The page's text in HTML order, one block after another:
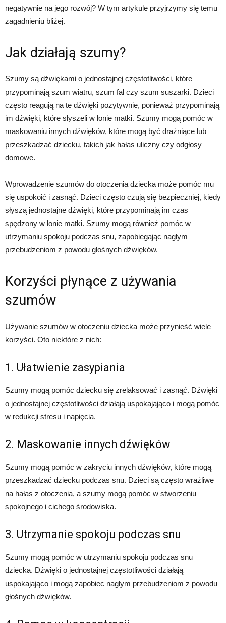
negatywnie na jego rozwój? W tym artykule przyjrzymy się temu
zagadnieniu bliżej.
Jak działają szumy?
Szumy są dźwiękami o jednostajnej częstotliwości, które
przypominają szum wiatru, szum fal czy szum suszarki. Dzieci
często reagują na te dźwięki pozytywnie, ponieważ przypominają
im dźwięki, które słyszeli w łonie matki. Szumy mogą pomóc w
maskowaniu innych dźwięków, które mogą być drażniące lub
przeszkadzać dziecku, takich jak hałas uliczny czy odgłosy
domowe.
Wprowadzenie szumów do otoczenia dziecka może pomóc mu
się uspokoić i zasnąć. Dzieci często czują się bezpieczniej, kiedy
słyszą jednostajne dźwięki, które przypominają im czas
spędzony w łonie matki. Szumy mogą również pomóc w
utrzymaniu spokoju podczas snu, zapobiegając nagłym
przebudzeniom z powodu głośnych dźwięków.
Korzyści płynące z używania
szumów
Używanie szumów w otoczeniu dziecka może przynieść wiele
korzyści. Oto niektóre z nich:
1. Ułatwienie zasypiania
Szumy mogą pomóc dziecku się zrelaksować i zasnąć. Dźwięki
o jednostajnej częstotliwości działają uspokajająco i mogą pomóc
w redukcji stresu i napięcia.
2. Maskowanie innych dźwięków
Szumy mogą pomóc w zakryciu innych dźwięków, które mogą
przeszkadzać dziecku podczas snu. Dzieci są często wrażliwe
na hałas z otoczenia, a szumy mogą pomóc w stworzeniu
spokojnego i cichego środowiska.
3. Utrzymanie spokoju podczas snu
Szumy mogą pomóc w utrzymaniu spokoju podczas snu
dziecka. Dźwięki o jednostajnej częstotliwości działają
uspokajająco i mogą zapobiec nagłym przebudzeniom z powodu
głośnych dźwięków.